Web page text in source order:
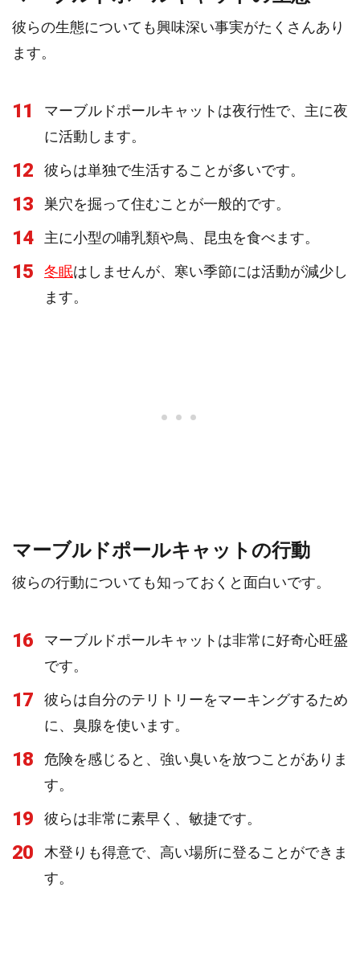
彼らの生態についても興味深い事実がたくさんあり
ます。
11
マーブルドポールキャットは夜行性で、主に夜
に活動します。
12 彼らは単独で生活することが多いです。
13 巣穴を掘って住むことが一般的です。
14 主に小型の哺乳類や鳥、昆虫を食べます。
15 冬眠はしませんが、寒い季節には活動が減少し
ます。
マーブルドポールキャットの行動
彼らの行動についても知っておくと面白いです。
16
マーブルドポールキャットは非常に好奇心旺盛
です。
17
彼らは自分のテリトリーをマーキングするため
に、臭腺を使います。
18
危険を感じると、強い臭いを放つことがありま
す。
19 彼らは非常に素早く、敏捷です。
20
木登りも得意で、高い場所に登ることができま
す。